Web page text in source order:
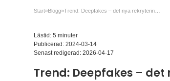
Start»Blogg»
Lästid: 5 minuter
Publicerad: 2024-03-14
Senast redigerad: 2026-04-17
Trend: Deepfakes –